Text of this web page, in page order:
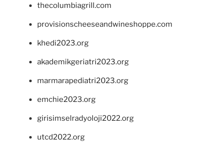
thecolumbiagrill.com
provisionscheeseandwineshoppe.com
khedi2023.org
akademikgeriatri2023.org
marmarapediatri2023.org
emchie2023.org
girisimselradyoloji2022.org
utcd2022.org